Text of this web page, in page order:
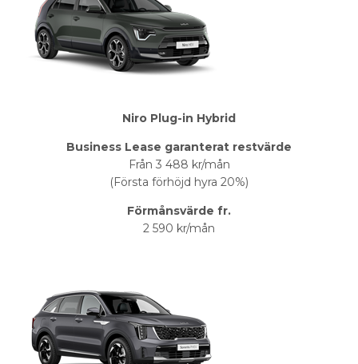
Niro Plug-in Hybrid
Business Lease garanterat restvärde
Från 3 488 kr/mån
(Första förhöjd hyra 20%)
Förmånsvärde fr.
2 590 kr/mån